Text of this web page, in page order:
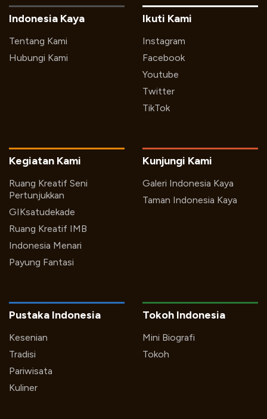
Indonesia Kaya
Tentang Kami
Hubungi Kami
Ikuti Kami
Instagram
Facebook
Youtube
Twitter
TikTok
Kegiatan Kami
Ruang Kreatif Seni
Pertunjukkan
GIKsatudekade
Ruang Kreatif IMB
Indonesia Menari
Payung Fantasi
Kunjungi Kami
Galeri Indonesia Kaya
Taman Indonesia Kaya
Pustaka Indonesia
Kesenian
Tradisi
Pariwisata
Kuliner
Tokoh Indonesia
Mini Biografi
Tokoh